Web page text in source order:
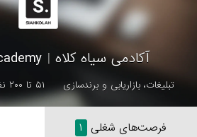
آکادمی سیاه کلاه |
Siahkolah Academy
تبلیغات، بازاریابی و برندسازی ۵۱ تا ۲۰۰ نفر
فرصت‌های شغلی ۱